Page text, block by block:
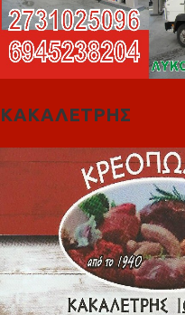
ΚΑΚΑΛΕΤΡΗΣ